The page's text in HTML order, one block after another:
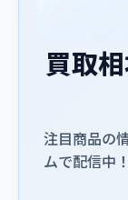
買取
注目商品の
ムで配信中